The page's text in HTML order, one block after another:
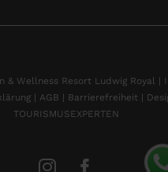
& Wellness Resort Ludwig Royal |
| AGB | Barrierefreiheit |
TOURISMUSEXPERTEN